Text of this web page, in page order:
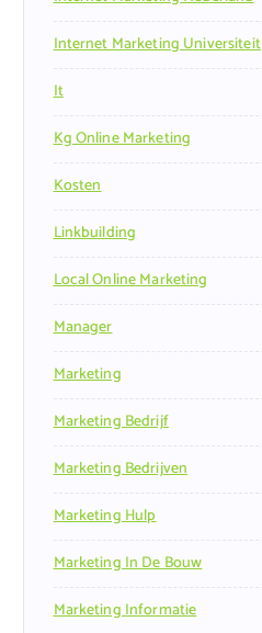
Internet Marketing Universiteit
It
Kg Online Marketing
Kosten
Linkbuilding
Local Online Marketing
Manager
Marketing
Marketing Bedrijf
Marketing Bedrijven
Marketing Hulp
Marketing In De Bouw
Marketing Informatie